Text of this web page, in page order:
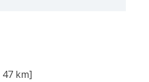
47 km]